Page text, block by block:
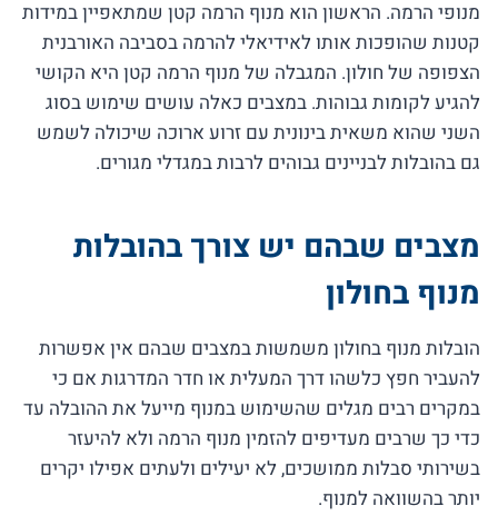
מנופי הרמה. הראשון הוא מנוף הרמה קטן שמתאפיין במידות
קטנות שהופכות אותו לאידיאלי להרמה בסביבה האורבנית
הצפופה של חולון. המגבלה של מנוף הרמה קטן היא הקושי
להגיע לקומות גבוהות. במצבים כאלה עושים שימוש בסוג
השני שהוא משאית בינונית עם זרוע ארוכה שיכולה לשמש
גם בהובלות לבניינים גבוהים לרבות במגדלי מגורים.
מצבים שבהם יש צורך בהובלות
מנוף בחולון
הובלות מנוף בחולון משמשות במצבים שבהם אין אפשרות
להעביר חפץ כלשהו דרך המעלית או חדר המדרגות אם כי
במקרים רבים מגלים שהשימוש במנוף מייעל את ההובלה עד
כדי כך שרבים מעדיפים להזמין מנוף הרמה ולא להיעזר
בשירותי סבלות ממושכים, לא יעילים ולעתים אפילו יקרים
יותר בהשוואה למנוף.